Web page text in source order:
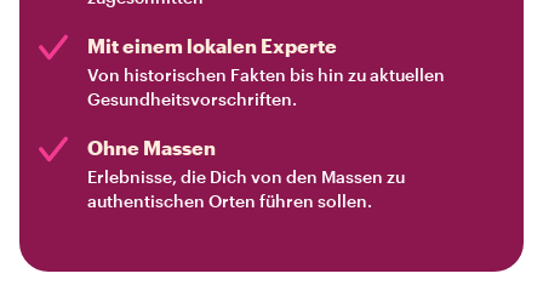
Mit einem lokalen Experte
Von historischen Fakten bis hin zu aktuellen
Gesundheitsvorschriften.
Ohne Massen
Erlebnisse, die Dich von den Massen zu
authentischen Orten führen sollen.